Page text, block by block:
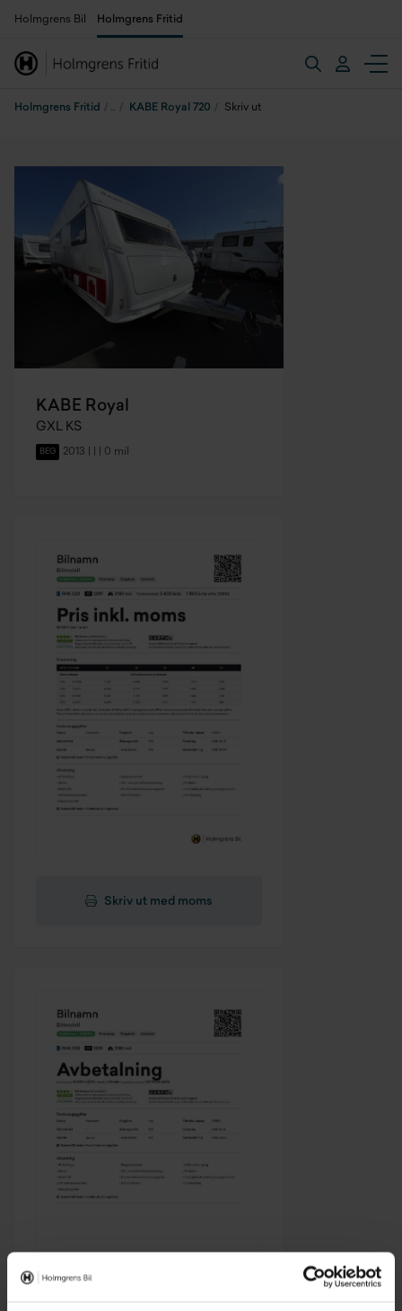
Holmgrens Bil Holmgrens Fritid
Holmgrens Fritid KABE Royal 720 Skriv ut
KABE Royal
GXL KS
BEG 2013 | | | 0 mil
Skriv ut med moms